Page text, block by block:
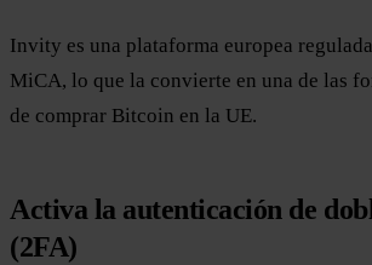
Invity es una plataforma europea
MiCA, lo que la convierte en una de las
de comprar Bitcoin en la UE.
Activa la autenticación de
(2FA)